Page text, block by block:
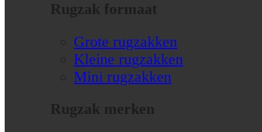
Rugzak formaat
Grote rugzakken
Kleine rugzakken
Mini rugzakken
Rugzak merken